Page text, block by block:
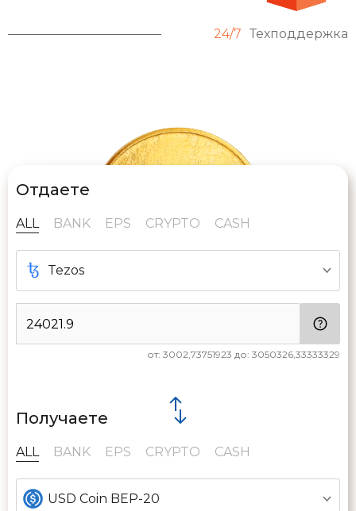
Отдаете
ALL BANK EPS CRYPTO CASH
Tezos
от: 3002,73751923 до: 3050326,33333329
Получаете
ALL BANK EPS CRYPTO CASH
USD Coin BEP-20
24/7 Техподдержка